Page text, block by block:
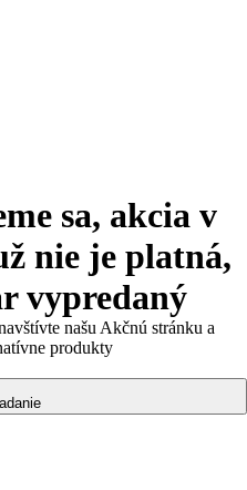
sa, akcia v
nie je platná,
vypredaný
našu Akčnú stránku a
produkty